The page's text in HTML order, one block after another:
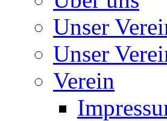
Unser
Unser
Verein